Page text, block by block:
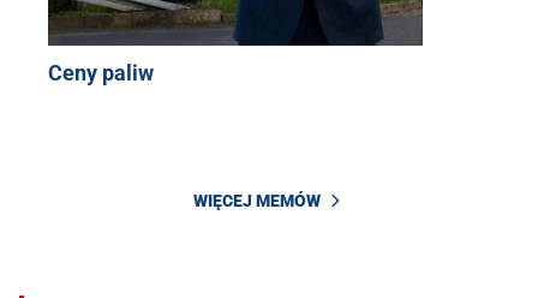
Ceny paliw
WIĘCEJ MEMÓW